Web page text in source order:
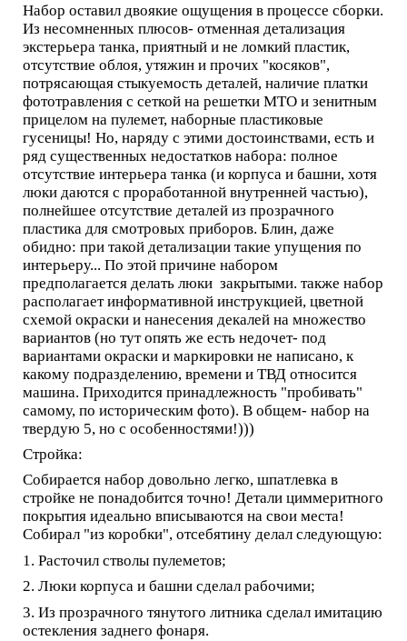
Набор оставил двоякие ощущения в процессе сборки.
Из несомненных плюсов- отменная детализация
экстерьера танка, приятный и не ломкий пластик,
отсутствие облоя, утяжин и прочих "косяков",
потрясающая стыкуемость деталей, наличие платки
фототравления с сеткой на решетки МТО и зенитным
прицелом на пулемет, наборные пластиковые
гусеницы! Но, наряду с этими достоинствами, есть и
ряд существенных недостатков набора: полное
отсутствие интерьера танка (и корпуса и башни, хотя
люки даются с проработанной внутренней частью),
полнейшее отсутствие деталей из прозрачного
пластика для смотровых приборов. Блин, даже
обидно: при такой детализации такие упущения по
интерьеру... По этой причине набором
предполагается делать люки закрытыми. также набор
располагает информативной инструкцией, цветной
схемой окраски и нанесения декалей на множество
вариантов (но тут опять же есть недочет- под
вариантами окраски и маркировки не написано, к
какому подразделению, времени и ТВД относится
машина. Приходится принадлежность "пробивать"
самому, по историческим фото). В общем- набор на
твердую 5, но с особенностями!)))
Стройка:
Собирается набор довольно легко, шпатлевка в
стройке не понадобится точно! Детали циммеритного
покрытия идеально вписываются на свои места!
Собирал "из коробки", отсебятину делал следующую:
1. Расточил стволы пулеметов;
2. Люки корпуса и башни сделал рабочими;
3. Из прозрачного тянутого литника сделал имитацию
остекления заднего фонаря.